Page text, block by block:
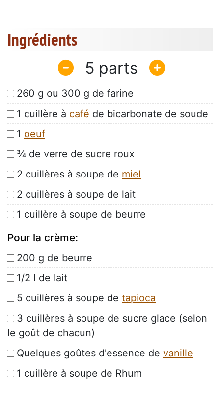
Ingrédients
5
260 g ou 300 g de farine
1 cuillère à café de bicarbonate de soude
1 oeuf
¾ de verre de sucre roux
2 cuillères à soupe de miel
2 cuillères à soupe de lait
1 cuillère à soupe de beurre
Pour la crème:
200 g de beurre
1/2 l de lait
5 cuillères à soupe de tapioca
3 cuillères à soupe de sucre glace (selon
le goût de chacun)
Quelques goûtes d'essence de vanille
1 cuillère à soupe de Rhum